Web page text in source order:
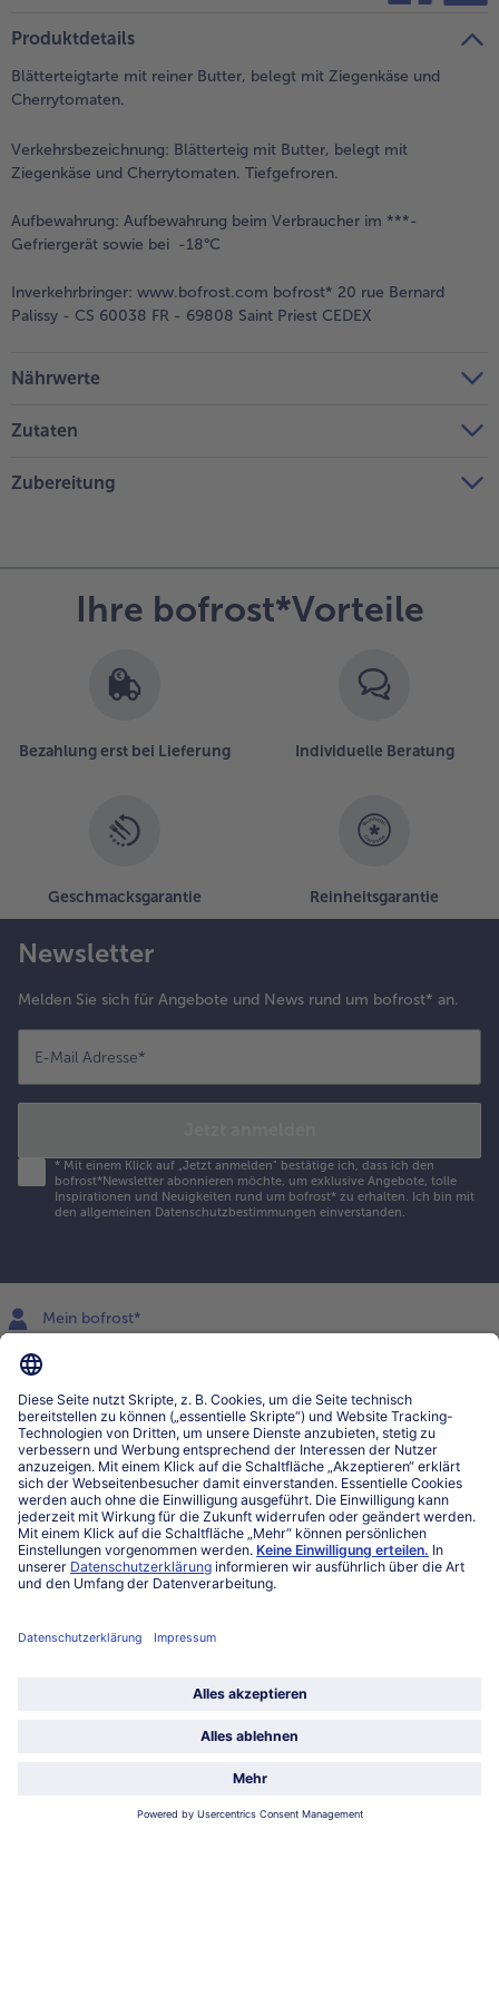
- 5 € beim Kauf von 7 Schlemmermenüs nach Wahl
Produktdetails
Blätterteigtarte mit reiner Butter, belegt mit Ziegenkäse und
Cherrytomaten.
Verkehrsbezeichnung: Blätterteig mit Butter, belegt mit
Ziegenkäse und Cherrytomaten. Tiefgefroren.
Aufbewahrung: Aufbewahrung beim Verbraucher im ***-
Gefriergerät sowie bei -18°C
Inverkehrbringer: www.bofrost.com bofrost* 20 rue Bernard
Palissy - CS 60038 FR - 69808 Saint Priest CEDEX
Nährwerte
Zutaten
Zubereitung
Ihre bofrost*Vorteile
Bezahlung erst bei Lieferung Individuelle Beratung
Geschmacksgarantie Reinheitsgarantie
Newsletter
Melden Sie sich für Angebote und News rund um bofrost* an.
E-Mail Adresse*
* Mit einem Klick auf „Jetzt anmelden" bestätige ich, dass ich den
bofrost*Newsletter abonnieren möchte, um exklusive Angebote, tolle
Inspirationen und Neuigkeiten rund um bofrost* zu erhalten. Ich bin mit
den allgemeinen Datenschutzbestimmungen einverstanden.
Mein bofrost*
www.bofrost.lu
027863232
Mo-Fr. von 7 bis 20 Uhr
Service
Über bofrost*